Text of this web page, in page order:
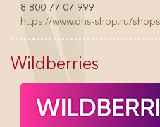
8-800-77-07-999
https://www.dns-shop.ru/
Wildberries